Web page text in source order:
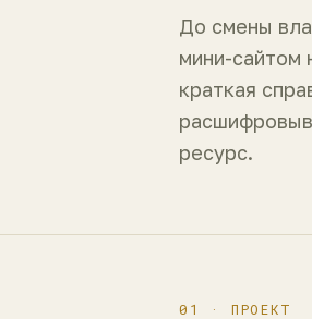
До смены
мини-сайтом
краткая
ресурс.
01 · ПРОЕКТ